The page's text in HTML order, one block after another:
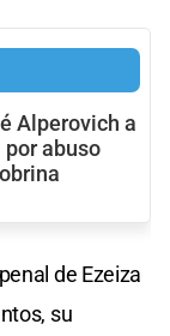
Alperovich a
por abuso
de Ezeiza
su